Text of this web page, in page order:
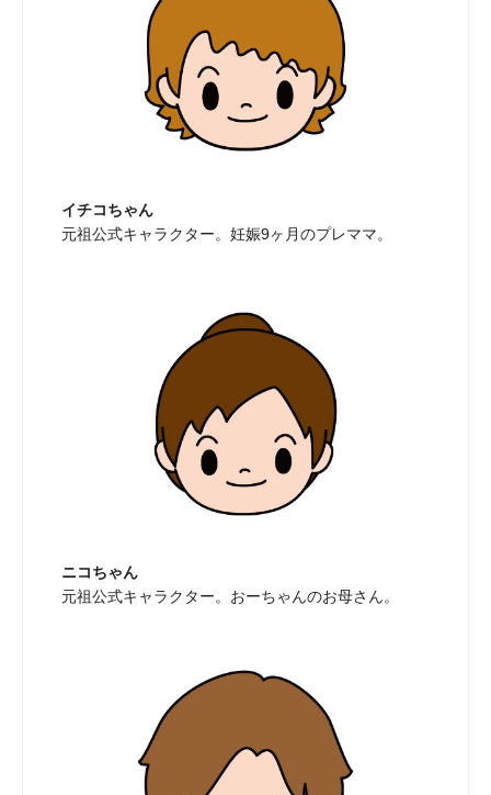
イチコちゃん
元祖公式キャラクター。妊娠9ヶ月のプレママ。
ニコちゃん
元祖公式キャラクター。おーちゃんのお母さん。